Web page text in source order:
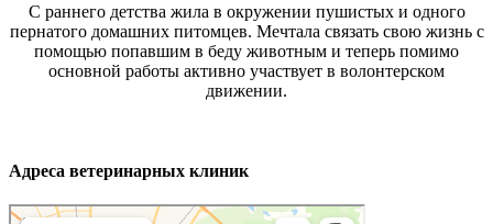
С раннего детства жила в окружении пушистых и одного
пернатого домашних питомцев. Мечтала связать свою жизнь с
помощью попавшим в беду животным и теперь помимо
основной работы активно участвует в волонтерском
движении.
Адреса ветеринарных клиник